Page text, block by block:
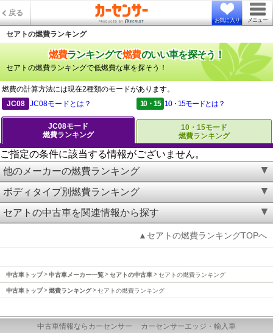
戻る
お気に入り メニュー
セアトの燃費ランキング
燃費ランキングで燃費のいい車を探そう！
セアトの燃費ランキングで低燃費な車を探そう！
燃費の計算方法には現在2種類のモードがあります。
JC08
JC08モードとは？ 10・15 10・15モードとは？
JC08モード
燃費ランキング
10・15モード
燃費ランキング
ご指定の条件に該当する情報がございません。
他のメーカーの燃費ランキング
ボディタイプ別燃費ランキング
セアトの中古車を関連情報から探す
▲セアトの燃費ランキングTOPへ
中古車トップ 中古車メーカー一覧 セアトの中古車 セアトの燃費ランキング
中古車トップ 燃費ランキング セアトの燃費ランキング
中古車情報ならカーセンサー
カーセンサーエッジ・輸入車